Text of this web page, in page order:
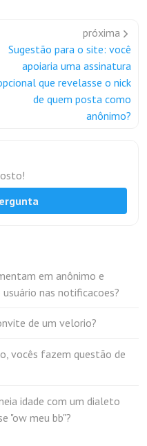
próxima
Sugestão para o site: você
apoiaria uma assinatura
que revelasse o nick
de quem posta como
anônimo?
em anônimo e
nas notificacoes?
de um velorio?
vocês fazem questão de
idade com um dialeto
"ow meu bb"?